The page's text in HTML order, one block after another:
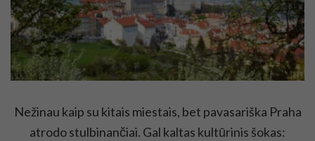
Nežinau kaip su kitais miestais, bet pavasariška Praha
atrodo stulbinančiai. Gal kaltas kultūrinis šokas: